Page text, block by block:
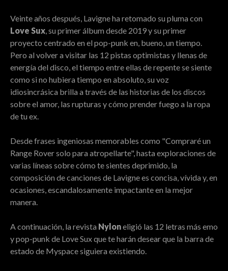
Veinte años después, Lavigne ha retomado su pluma con
Love Sux, su primer álbum desde 2019 y su primer
proyecto centrado en el pop-punk en, bueno, un tiempo.
Pero al volver a visitar las 12 pistas optimistas y llenas de
energía del disco, el tiempo entre ellas de repente se siente
como si no hubiera tiempo en absoluto, su voz
idiosincrásica brilla a través de las historias de los discos
sobre el amor, las rupturas y cómo prender fuego a la ropa
de tu ex.
Desde frases ingeniosas memorables como "Compraré un
Range Rover solo para atropellarte", hasta exploraciones de
varias líneas sobre cómo te sientes deprimido, la
composición de canciones de Lavigne es concisa, vívida y, en
ocasiones, escandalosamente impactante en la mejor
manera.
A continuación, la revista Nyloneligió las 12 letras más emo
y pop-punk de Love Sux que te harán desear que la barra de
estado de Myspace siguiera existiendo.